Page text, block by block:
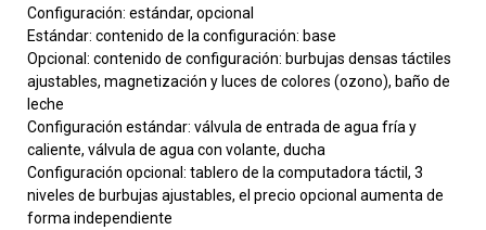
Configuración: estándar, opcional
Estándar: contenido de la configuración: base
Opcional: contenido de configuración: burbujas densas táctiles
ajustables, magnetización y luces de colores (ozono), baño de
leche
Configuración estándar: válvula de entrada de agua fría y
caliente, válvula de agua con volante, ducha
Configuración opcional: tablero de la computadora táctil, 3
niveles de burbujas ajustables, el precio opcional aumenta de
forma independiente